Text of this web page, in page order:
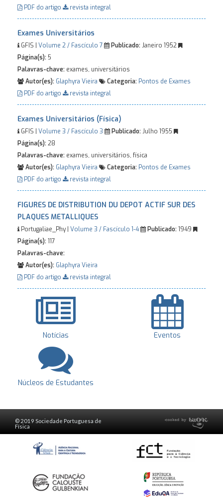
PDF do artigo
revista integral
Exames Universitários
GFIS | Volume 2 / Fascículo 7 Publicado:Janeiro 1952
Página(s):5
Palavras-chave: exames, universitários
Autor(es): Glaphyra Vieira Categoria: Pontos de Exames
PDF do artigo
revista integral
Exames Universitários (Física)
GFIS | Volume 3 / Fascículo 3 Publicado:Julho 1955
Página(s):28
Palavras-chave: exames, universitários, física
Autor(es): Glaphyra Vieira Categoria: Pontos de Exames
PDF do artigo
revista integral
FIGURES DE DISTRIBUTION DU DEPOT ACTIF SUR DES
PLAQUES METALLIQUES
Portugaliae_Phy | Volume 3 / Fascículo 1-4 Publicado:1949
Página(s):117
Palavras-chave:
Autor(es): Glaphyra Vieira
PDF do artigo
revista integral
Notícias Eventos
Núcleos de Estudantes
© 2019 Sociedade Portuguesa de
Física